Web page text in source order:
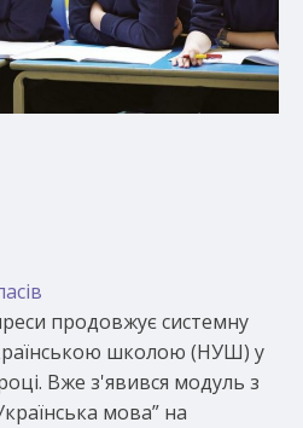
продовжує системну
школою (НУШ) у
Вже з'явився модуль з
мова” на